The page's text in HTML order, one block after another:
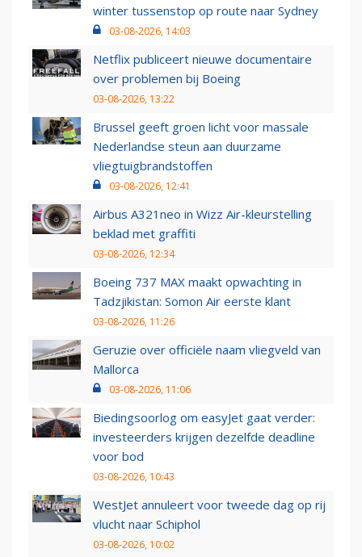
winter tussenstop op route naar Sydney
03-08-2026, 14:03
Netflix publiceert nieuwe documentaire
over problemen bij Boeing
03-08-2026, 13:22
Brussel geeft groen licht voor massale
Nederlandse steun aan duurzame
vliegtuigbrandstoffen
03-08-2026, 12:41
Airbus A321neo in Wizz Air-kleurstelling
beklad met graffiti
03-08-2026, 12:34
Boeing 737 MAX maakt opwachting in
Tadzjikistan: Somon Air eerste klant
03-08-2026, 11:26
Geruzie over officiële naam vliegveld van
Mallorca
03-08-2026, 11:06
Biedingsoorlog om easyJet gaat verder:
investeerders krijgen dezelfde deadline
voor bod
03-08-2026, 10:43
WestJet annuleert voor tweede dag op rij
vlucht naar Schiphol
03-08-2026, 10:02